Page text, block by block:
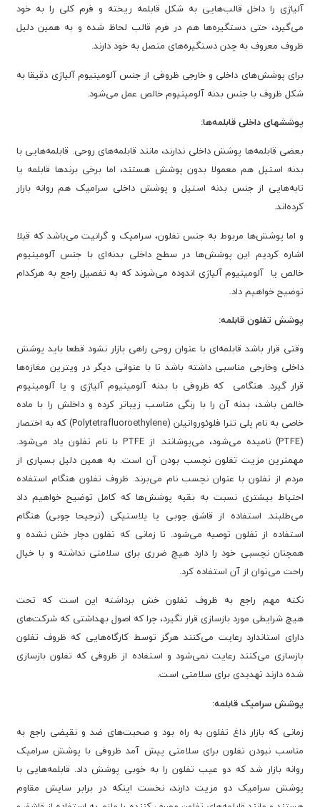
آلیاژی را داخل قالب‌هایی به شکل قابلمه ریخته و فرم کلی را به خود
می‌گیرد، حتی دستگیره‌ها هم در فرم قالب لحاظ شده و به همین دلیل
ظروف معروف به چدن دستگیره‌های متصل به خود دارند.
برای پوشش‌های داخلی و خارجی ظروفی از جنس آلومینیوم آلیاژی دقیقا به
شکل ظروف با جنس بدنه آلومینیوم خالص عمل می‌شود.
پوشش‎های داخلی قابلمه‌ها:
بعضی قابلمه‌ها پوشش داخلی ندارند، مانند قابلمه‌های روحی. قابلمه‌هایی با
بدنه استیل هم معمولا بدون پوشش هستند، اما برخی برندها قابلمه یا
تابه‌هایی از جنس بدنه استیل و پوشش داخلی سرامیک هم روانه بازار
کرده‌اند.
و اما پوشش‌ها مربوط به جنس تفلون، سرامیک و گرانیت می‌باشد که قبلا
اشاره کردیم این پوشش‌ها در سطح داخلی بدنه‌ای با جنس آلومینیوم
خالص یا آلومینیوم آلیاژی اندوده می‌شوند که به تفصیل راجع به هرکدام
توضیح خواهیم داد.
پوشش تفلون قابلمه:
وقتی قرار باشد قابلمه‌ای با عنوان روحی راهی بازار نشود قطعا باید پوشش
داخلی وخارجی مناسبی داشته باشد تا با عنوانی دیگر در ویترین مغازه‌ها
قرار گیرد. هنگامی که ظروفی با بدنه آلومینیوم آلیاژی و یا آلومینیوم
خالص باشد، بدنه آن را با رنگی مناسب زیباتر کرده و داخلش را با ماده
خاصی به نام پلی تترا فلوئورواتیلن (Polytetrafluoroethylene) که به اختصار
(PTFE) نامیده می‌شود، می‌پوشانند. از PTFE با نام تفلون یاد می‌شود.
مهمترین مزیت تفلون نچسب بودن آن است. به همین دلیل بسیاری از
مردم از تفلون با عنوان نچسب نام می‌برند. ظروف تفلون هنگام استفاده
احتیاط بیشتری نسبت به بقیه پوشش‌ها که کامل توضیح خواهیم داد
می‌طلبند. استفاده از قاشق چوبی یا پلاستیکی (ترجیحا چوبی) هنگام
استفاده از تفلون توصیه می‌شود. تا زمانی که تفلون دچار خش نشده و
همچنان نچسبی خود را دارد هیچ ضرری برای سلامتی نداشته و با خیال
راحت می‌توان از آن استفاده کرد.
نکته مهم راجع به ظروف تفلون خش برداشته این است که تحت
هیچ شرایطی مورد بازسازی قرار نگیرد، چرا که اصول بهداشتی که شرکت‌های
دارای استاندارد رعایت می‌کنند هرگز توسط کارگاه‌هایی که ظروف تفلون
بازسازی می‌کنند رعایت نمی‌شود و استفاده از ظروفی که تفلون بازسازی
شده دارند تهدیدی برای سلامتی است.
پوشش سرامیک قابلمه:
زمانی که بازار داغ تفلون به راه بود و صحبت‌های ضد و نقیضی راجع به
مناسب نبودن تفلون برای سلامتی پیش آمد ظروفی با پوشش سرامیک
روانه بازار شد که دو عیب تفلون را به خوبی پوشش داد. قابلمه‌هایی با
پوشش سرامیک دو مزیت دارند، نخست اینکه در برابر سایش مقاوم